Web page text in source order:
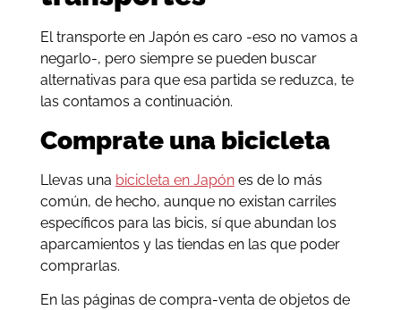
El transporte en Japón es caro -eso no vamos a
negarlo-, pero siempre se pueden buscar
alternativas para que esa partida se reduzca, te
las contamos a continuación.
Comprate una bicicleta
Llevas una bicicleta en Japónes de lo más
común, de hecho, aunque no existan carriles
específicos para las bicis, sí que abundan los
aparcamientos y las tiendas en las que poder
comprarlas.
En las páginas de compra-venta de objetos de